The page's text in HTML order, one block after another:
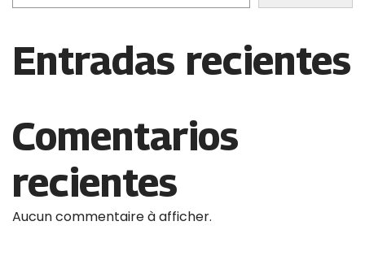
Entradas recientes
Comentarios
recientes
Aucun commentaire à afficher.